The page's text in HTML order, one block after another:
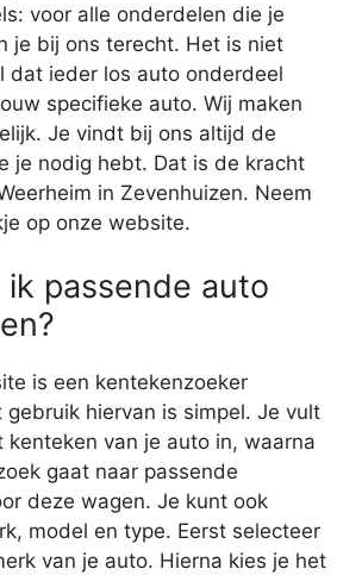
voor alle onderdelen die je
je bij ons terecht. Het is niet
dat ieder los auto onderdeel
specifieke auto. Wij maken
Je vindt bij ons altijd de
je nodig hebt. Dat is de kracht
in Zevenhuizen. Neem
op onze website.
ik passende auto
is een kentekenzoeker
gebruik hiervan is simpel. Je vult
kenteken van je auto in, waarna
gaat naar passende
deze wagen. Je kunt ook
model en type. Eerst selecteer
van je auto. Hierna kies je het